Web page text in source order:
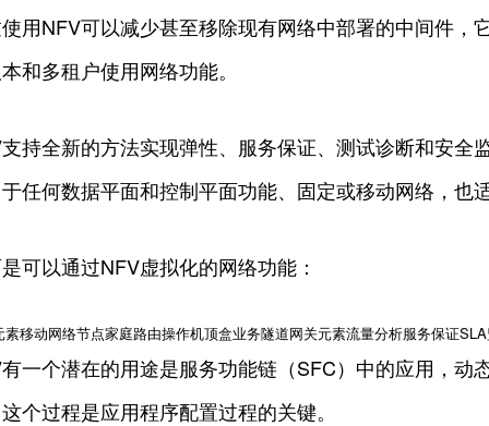
用NFV可以减少甚至移除现有网络中部署的中间件
和多租户使用网络功能。
持全新的方法实现弹性、服务保证、测试诊断和安
任何数据平面和控制平面功能、固定或移动网络，也
可以通过NFV虚拟化的网络功能：
素移动网络节点家庭路由操作机顶盒业务隧道网关元素流量分析服务保证
一个潜在的用途是服务功能链（SFC）中的应用，
个过程是应用程序配置过程的关键。